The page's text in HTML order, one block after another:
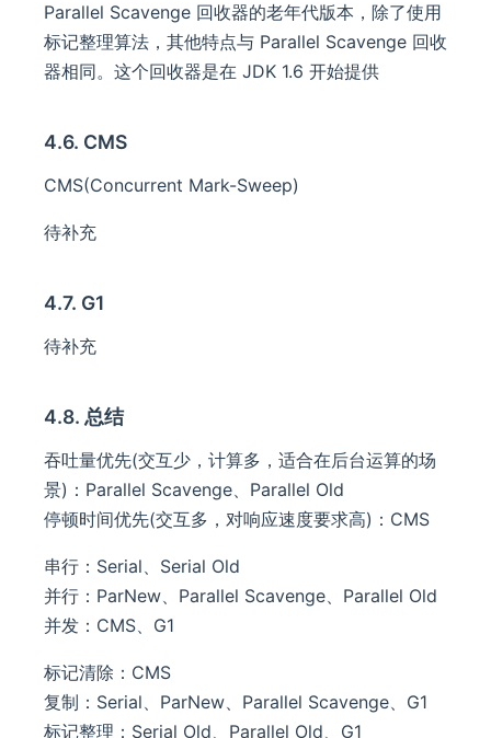
Parallel Scavenge 回收器的老年代版本，除了使用
标记整理算法，其他特点与 Parallel Scavenge 回收
器相同。这个回收器是在 JDK 1.6 开始提供
4.6. CMS
CMS(Concurrent Mark-Sweep)
待补充
4.7. G1
待补充
4.8. 总结
吞吐量优先(交互少，计算多，适合在后台运算的场
景)：Parallel Scavenge、Parallel Old
停顿时间优先(交互多，对响应速度要求高)：CMS
串行：Serial、Serial Old
并行：ParNew、Parallel Scavenge、Parallel Old
并发：CMS、G1
标记清除：CMS
复制：Serial、ParNew、Parallel Scavenge、G1
标记整理：Serial Old、Parallel Old、G1